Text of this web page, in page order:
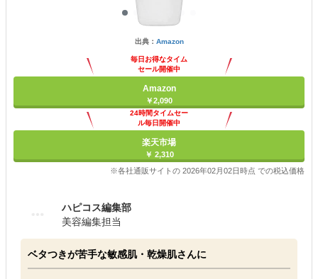
出典： Amazon
毎日お得なタイム
セール開催中
Amazon
￥2,090
24時間タイムセー
ル毎日開催中
楽天市場
￥ 2,310
※各社通販サイトの 2026年02月02日時点 での税込価格
ハピコス編集部
美容編集担当
ベタつきが苦手な敏感肌・乾燥肌さんに